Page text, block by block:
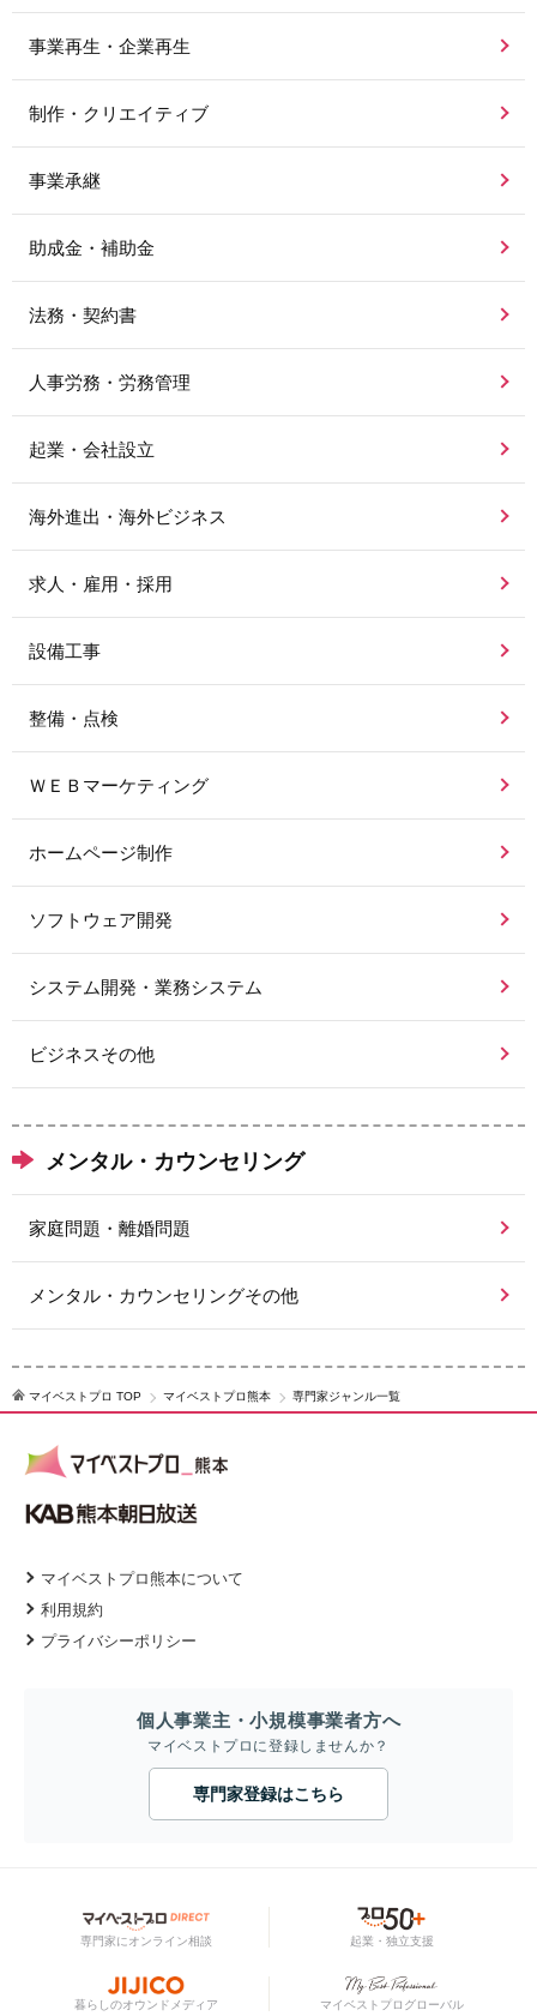
事業再生・企業再生
制作・クリエイティブ
事業承継
助成金・補助金
法務・契約書
人事労務・労務管理
起業・会社設立
海外進出・海外ビジネス
求人・雇用・採用
設備工事
整備・点検
ＷＥＢマーケティング
ホームページ制作
ソフトウェア開発
システム開発・業務システム
ビジネスその他
メンタル・カウンセリング
家庭問題・離婚問題
メンタル・カウンセリングその他
マイベストプロ TOP マイベストプロ熊本 専門家ジャンル一覧
マイベストプロ熊本について
利用規約
プライバシーポリシー
個人事業主・小規模事業者方へ
マイベストプロに登録しませんか？
専門家登録はこちら
専門家にオンライン相談 起業・独立支援
暮らしのオウンドメディア マイベストプログローバル